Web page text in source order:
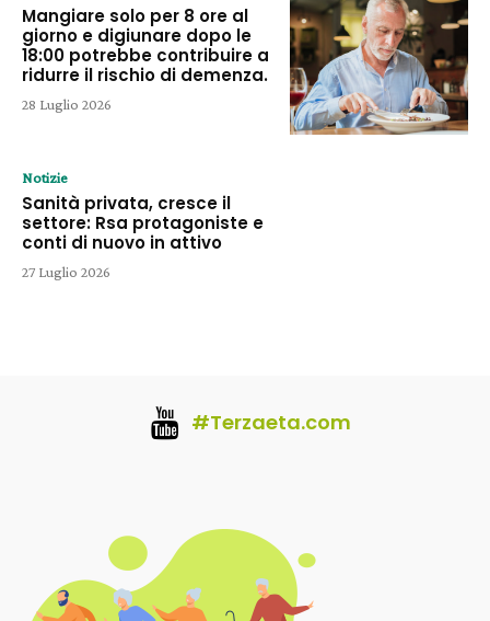
Mangiare solo per 8 ore al
giorno e digiunare dopo le
18:00 potrebbe contribuire a
ridurre il rischio di demenza.
28 Luglio 2026
Notizie
Sanità privata, cresce il
settore: Rsa protagoniste e
conti di nuovo in attivo
27 Luglio 2026
#Terzaeta.com